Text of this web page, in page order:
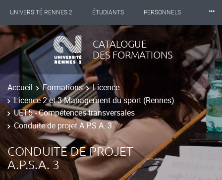
UNIVERSITÉ RENNES 2 ÉTUDIANTS PERSONNELS
INTERNATIONAL PROFESSIONNELS BIBLIOTHÈQUES
LES NOUVELLES DE RENNES 2
⸱⸱⸱
CATALOGUE
DES FORMATIONS
Accueil Formations
Licence
Licence 2 et 3 Management du sport (Rennes)
UET5 - Compétences transversales
Conduite de projet A.P.S.A. 3
CONDUITE DE PROJET
A.P.S.A. 3